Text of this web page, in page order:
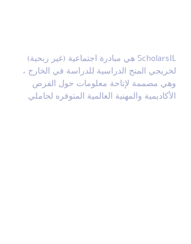
ScholarsIL هي مبادرة اجتماعية (غير ربحية)
لخريجي المنح الدراسية للدراسة في الخارج ،
وهي مصممة لإتاحة معلومات حول الفرص
الأكاديمية والمهنية العالمية المتوفره لحاملي